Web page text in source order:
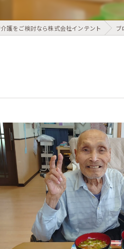
護をご検討なら株式会社インテント ブ